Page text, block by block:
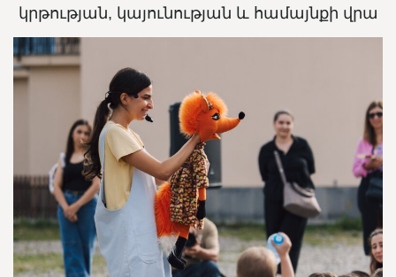
կրթության, կայունության և համայնքի վրա